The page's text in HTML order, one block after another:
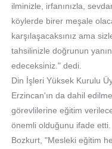
ilminizle, irfanınızla,
köylerde birer meşale
karşılaşacaksınız ama
tahsilinizle doğrunun
edeceksiniz." dedi.
Din İşleri Yüksek Kurulu
Erzincan'ın da dahil
görevlilerine eğitim
önemli olduğunu ifade etti.
Bozkurt, "Mesleki eğitim